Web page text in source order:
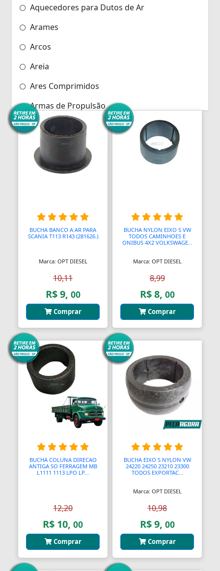
Aquecedores para Dutos de Ar
Arames
Arcos
Areia
Ares Comprimidos
Armas de Propulsão
Armações
Aros
Aros
Assento Sanitário
Automodelismo
Automáticas
Automóveis
Aventais
Aviões
Bagageiros Gradeados
Balancins
Balancins
Balanças
Balanças Comerciais
Bancos
Bancos
Bancos de Jardim
BUCHA BANCO A AR PARA
SCANIA T113 R143 (281626.)
Marca: OPT DIESEL
10,11
R$ 9, 00
Comprar
BUCHA NYLON EIXO S VW
TODOS CAMINHOES E
ONIBUS 4X2 VOLKSWAGE...
Marca: OPT DIESEL
8,99
R$ 8, 00
Comprar
BUCHA COLUNA DIRECAO
ANTIGA SO FERRAGEM MB
L1111 1113 LPO LP...
12,20
R$ 10, 00
Comprar
BUCHA EIXO S NYLON VW
24220 24250 23210 23300
TODOS EXPORTAC...
Marca: OPT DIESEL
10,98
R$ 9, 00
Comprar